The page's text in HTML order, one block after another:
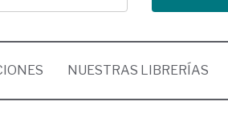
NUESTRAS LIBRERÍAS